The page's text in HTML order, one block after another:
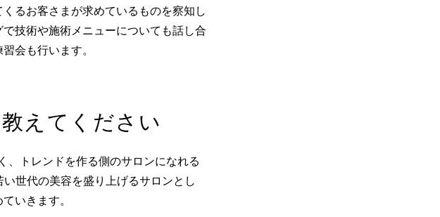
るお客さまが求めているものを察知し
技術や施術メニューについても話し合
会も行います。
えてください
トレンドを作る側のサロンになれる
世代の美容を盛り上げるサロンとし
いきます。